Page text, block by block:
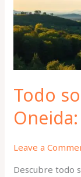
Todo
Leave a
Descubre todo
Oneida:
Guía
Completa